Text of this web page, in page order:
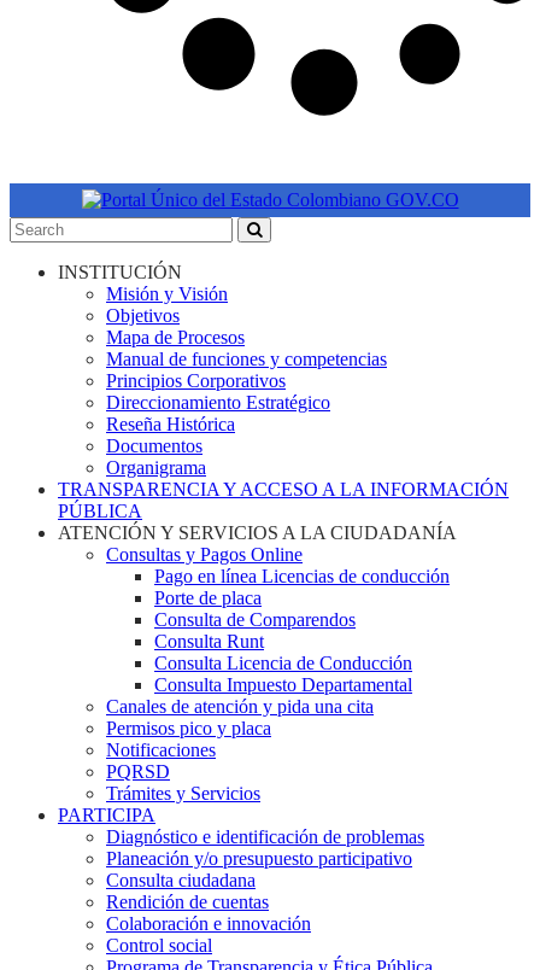
INSTITUCIÓN
Misión y Visión
Objetivos
Mapa de Procesos
Manual de funciones y competencias
Principios Corporativos
Direccionamiento Estratégico
Reseña Histórica
Documentos
Organigrama
TRANSPARENCIA Y ACCESO A LA INFORMACIÓN
PÚBLICA
ATENCIÓN Y SERVICIOS A LA CIUDADANÍA
Consultas y Pagos Online
Pago en línea Licencias de conducción
Porte de placa
Consulta de Comparendos
Consulta Runt
Consulta Licencia de Conducción
Consulta Impuesto Departamental
Canales de atención y pida una cita
Permisos pico y placa
Notificaciones
PQRSD
Trámites y Servicios
PARTICIPA
Diagnóstico e identificación de problemas
Planeación y/o presupuesto participativo​
Consulta ciudadana
Rendición de cuentas
Colaboración e innovación
Control social